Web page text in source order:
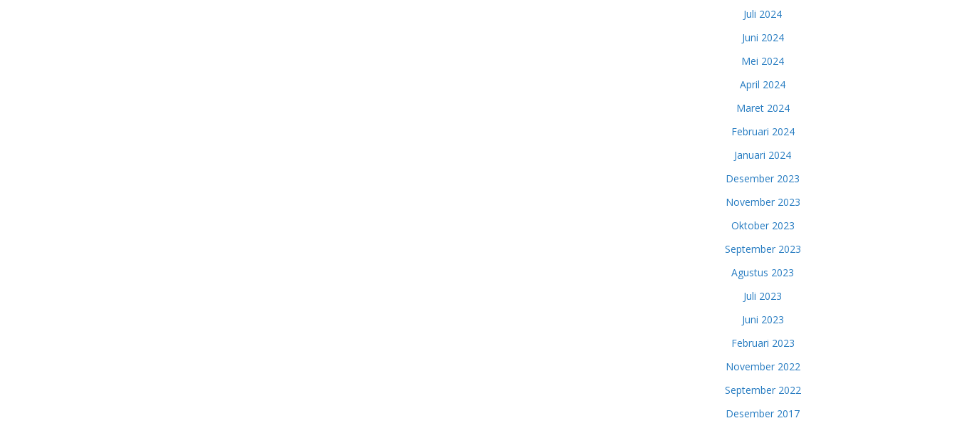
Juli 2024
Juni 2024
Mei 2024
April 2024
Maret 2024
Februari 2024
Januari 2024
Desember 2023
November 2023
Oktober 2023
September 2023
Agustus 2023
Juli 2023
Juni 2023
Februari 2023
November 2022
September 2022
Desember 2017